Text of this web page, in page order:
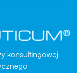
konsultingowej